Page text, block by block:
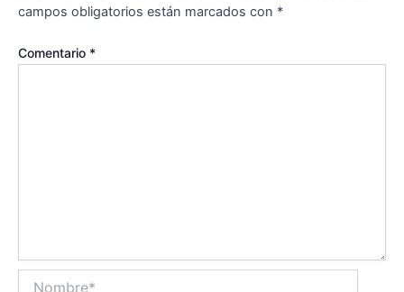
campos obligatorios están marcados con *
Comentario *